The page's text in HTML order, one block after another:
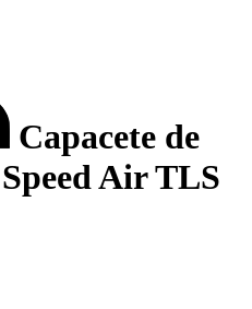
Capacete de
Air TLS